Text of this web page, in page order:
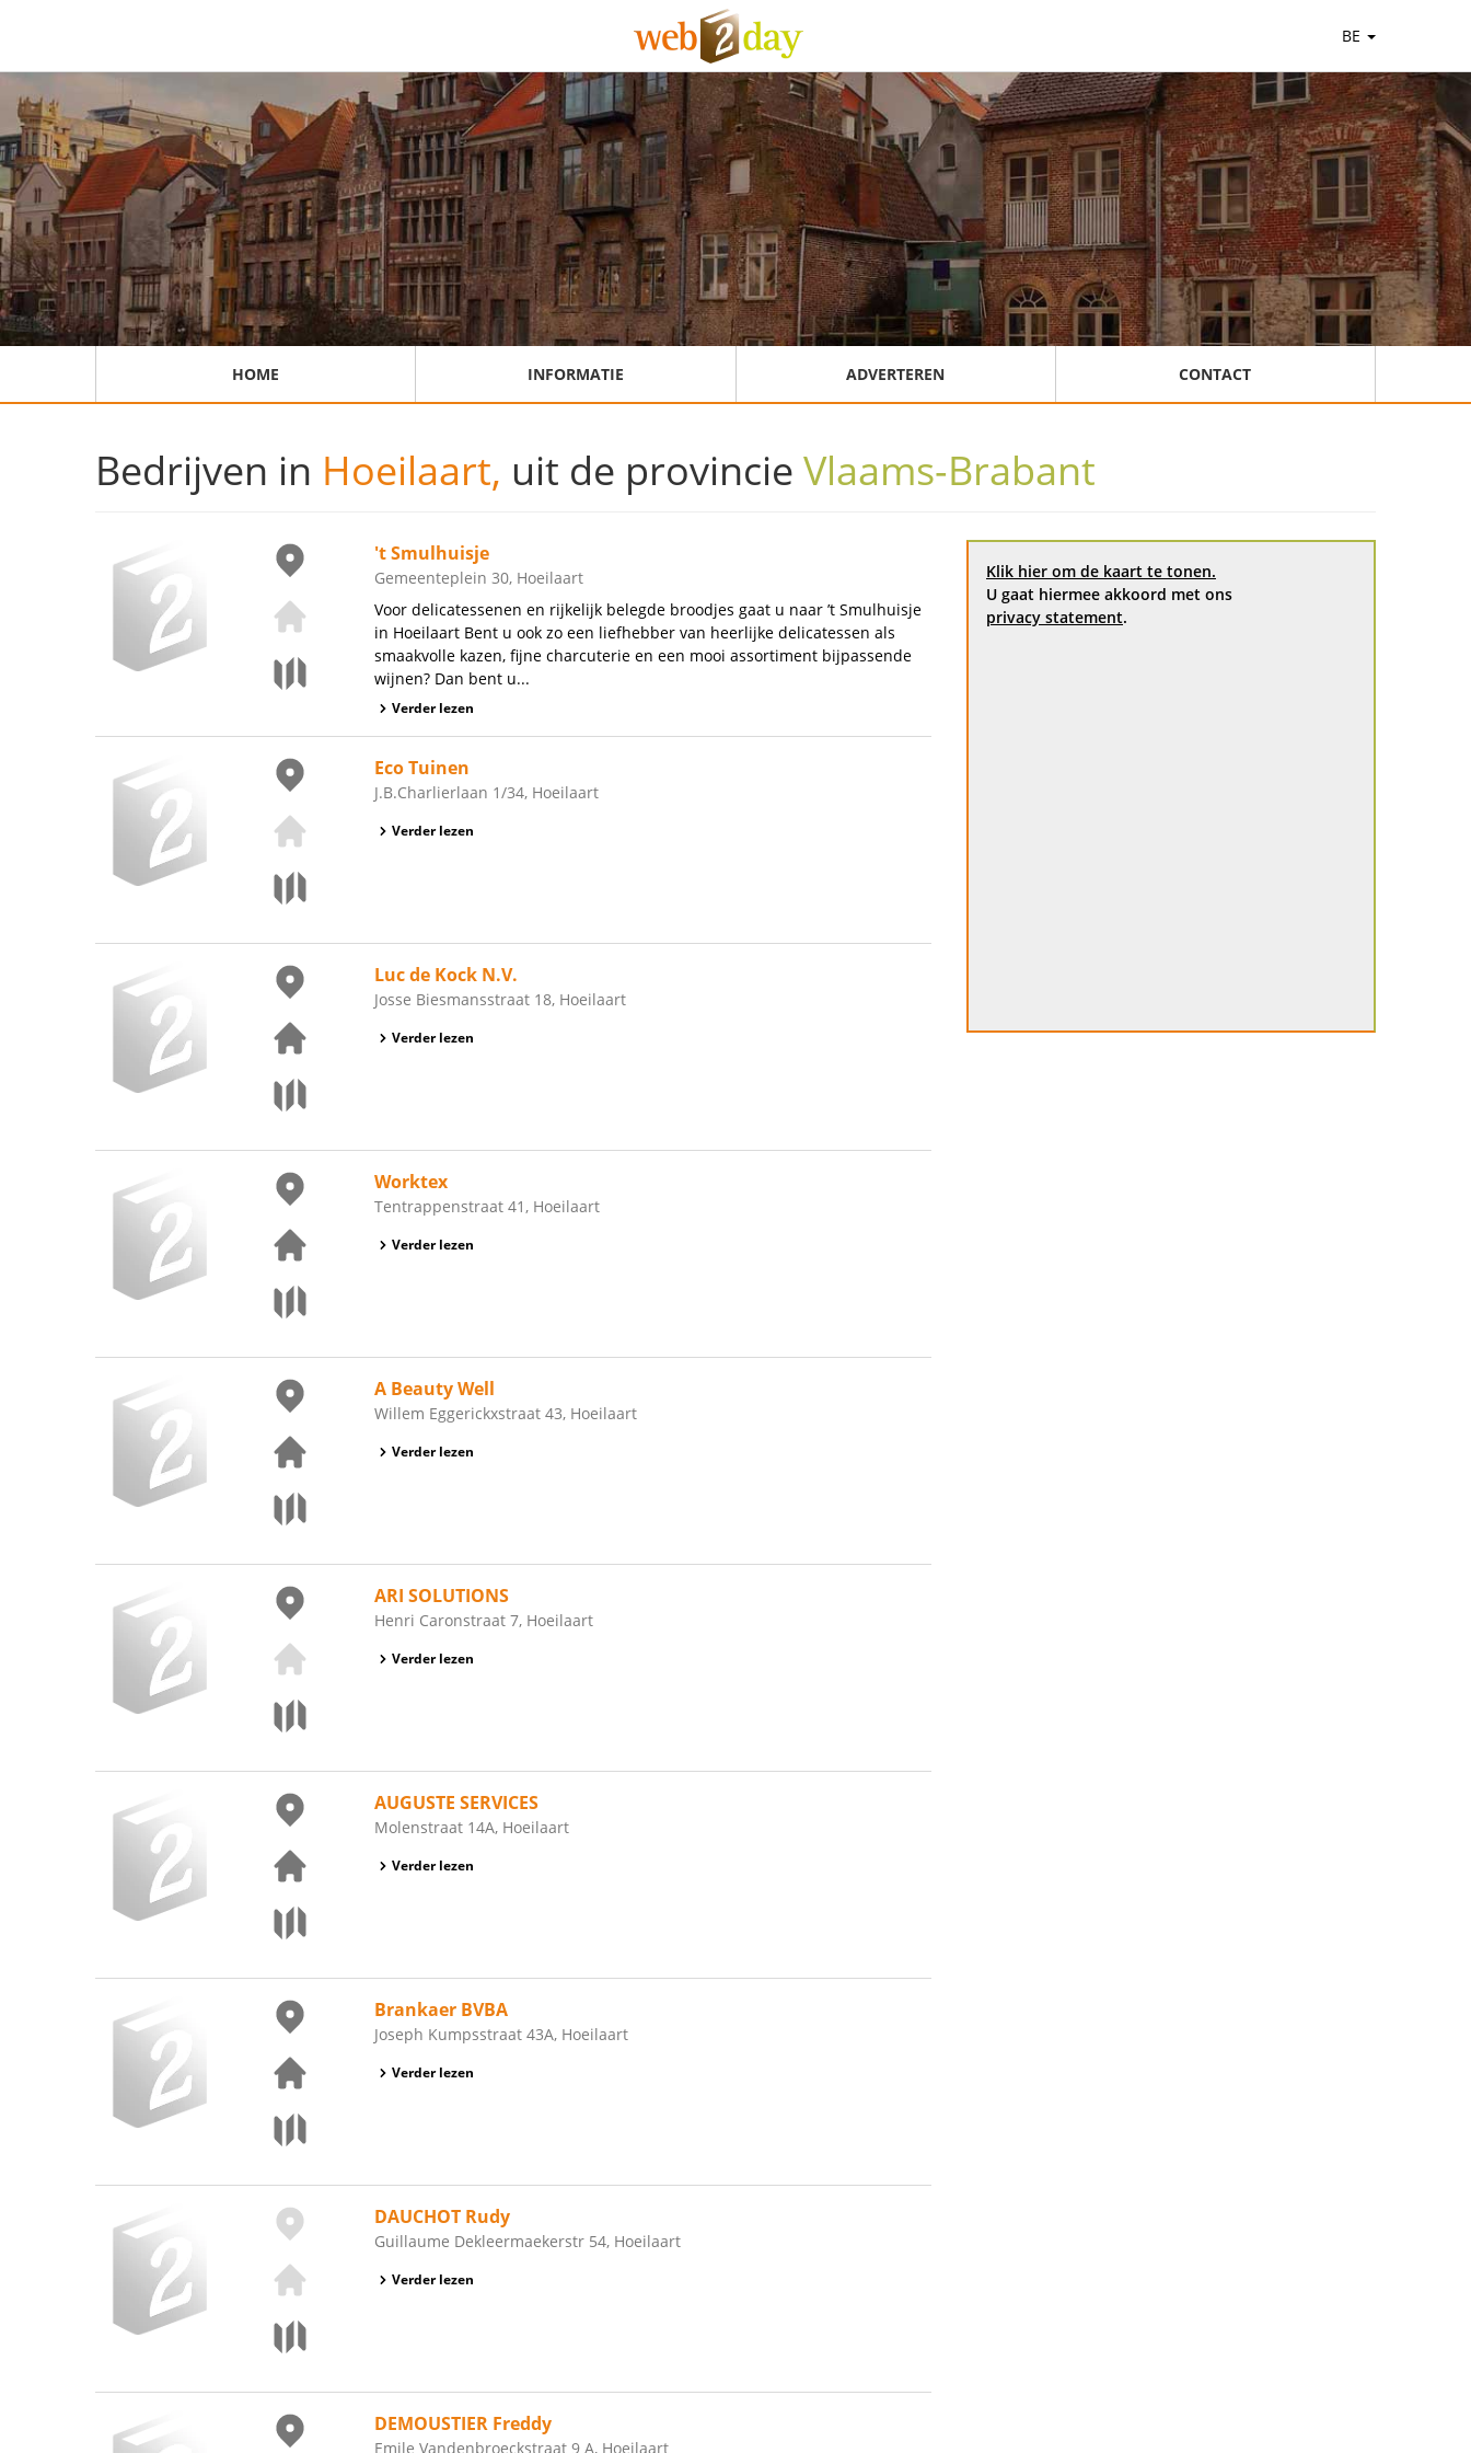
BE
HOME INFORMATIE ADVERTEREN CONTACT
Bedrijven in Hoeilaart, uit de provincie Vlaams-Brabant
't Smulhuisje
Gemeenteplein 30, Hoeilaart
Voor delicatessenen en rijkelijk belegde broodjes gaat u naar ’t Smulhuisje
in Hoeilaart Bent u ook zo een liefhebber van heerlijke delicatessen als
smaakvolle kazen, fijne charcuterie en een mooi assortiment bijpassende
wijnen? Dan bent u...
Verder lezen
Eco Tuinen
J.B.Charlierlaan 1/34, Hoeilaart
Verder lezen
Luc de Kock N.V.
Josse Biesmansstraat 18, Hoeilaart
Verder lezen
Worktex
Tentrappenstraat 41, Hoeilaart
Verder lezen
A Beauty Well
Willem Eggerickxstraat 43, Hoeilaart
Verder lezen
ARI SOLUTIONS
Henri Caronstraat 7, Hoeilaart
Verder lezen
AUGUSTE SERVICES
Molenstraat 14A, Hoeilaart
Verder lezen
Brankaer BVBA
Joseph Kumpsstraat 43A, Hoeilaart
Verder lezen
DAUCHOT Rudy
Guillaume Dekleermaekerstr 54, Hoeilaart
Verder lezen
DEMOUSTIER Freddy
Emile Vandenbroeckstraat 9 A, Hoeilaart
Klik hier om de kaart te tonen.
U gaat hiermee akkoord met ons
privacy statement.